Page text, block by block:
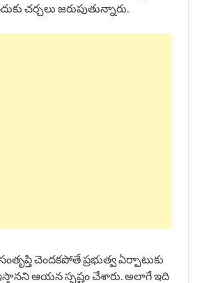
చర్చలు జరుపుతున్నారు.
చెందకపోతే ప్రభుత్వ ఏర్పాటుకు
ఆయన స్పష్టం చేశారు. అలాగే ఇది